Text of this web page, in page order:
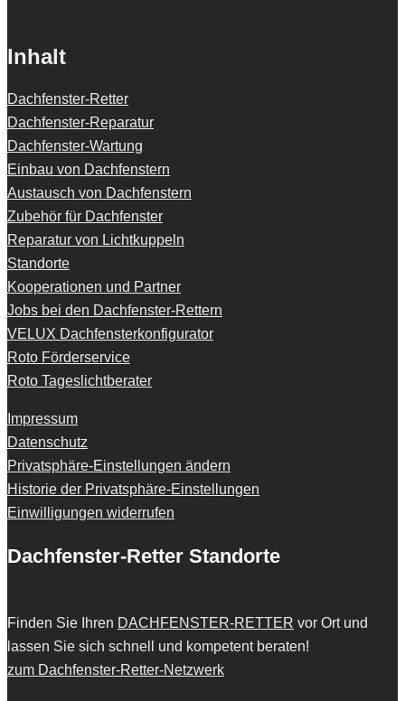
Inhalt
Dachfenster-Retter
Dachfenster-Reparatur
Dachfenster-Wartung
Einbau von Dachfenstern
Austausch von Dachfenstern
Zubehör für Dachfenster
Reparatur von Lichtkuppeln
Standorte
Kooperationen und Partner
Jobs bei den Dachfenster-Rettern
VELUX Dachfensterkonfigurator
Roto Förderservice
Roto Tageslichtberater
Impressum
Datenschutz
Privatsphäre-Einstellungen ändern
Historie der Privatsphäre-Einstellungen
Einwilligungen widerrufen
Dachfenster-Retter Standorte
Finden Sie Ihren DACHFENSTER-RETTER vor Ort und
lassen Sie sich schnell und kompetent beraten!
zum Dachfenster-Retter-Netzwerk